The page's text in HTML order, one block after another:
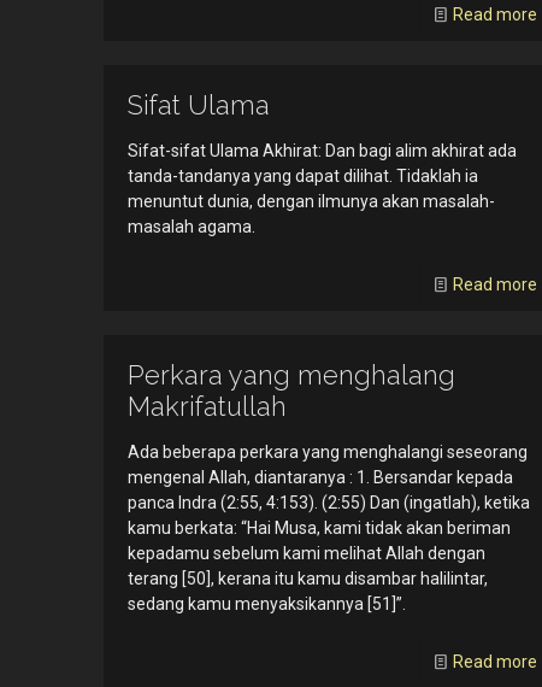
Read more
Sifat Ulama
Sifat-sifat Ulama Akhirat: Dan bagi alim akhirat ada
tanda-tandanya yang dapat dilihat. Tidaklah ia
menuntut dunia, dengan ilmunya akan masalah-
masalah agama.
Read more
Perkara yang menghalang
Makrifatullah
Ada beberapa perkara yang menghalangi seseorang
mengenal Allah, diantaranya : 1. Bersandar kepada
panca Indra (2:55, 4:153). (2:55) Dan (ingatlah), ketika
kamu berkata: “Hai Musa, kami tidak akan beriman
kepadamu sebelum kami melihat Allah dengan
terang [50], kerana itu kamu disambar halilintar,
sedang kamu menyaksikannya [51]”.
Read more